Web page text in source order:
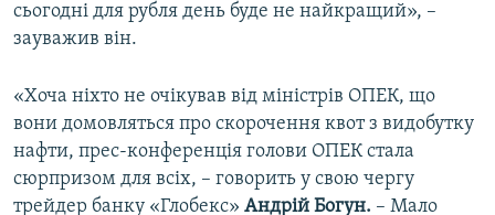
сьогодні для рубля день буде не найкращий», –
зауважив він.
«Хоча ніхто не очікував від міністрів ОПЕК, що
вони домовляться про скорочення квот з видобутку
нафти, прес-конференція голови ОПЕК стала
сюрпризом для всіх, – говорить у свою чергу
трейдер банку «Глобекс» Андрій Богун. – Мало